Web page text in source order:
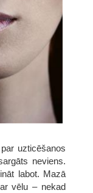
uzticēšanos
neviens.
labot. Mazā
vēlu – nekad